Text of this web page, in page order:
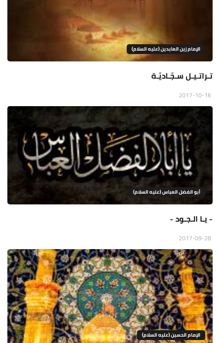
الإمام زين العابدين (عليه السلام)
تـراتـيـل سـجّـاديّـة
أبو الفضل العباس (عليه السلام)
- يـا الـجـود -
الإمام الحسين (عليه السلام)